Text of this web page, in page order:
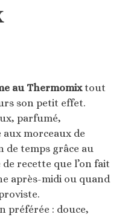
au Thermomixtout
son petit effet.
parfumé,
morceaux de
de temps grâce au
recette que l’on fait
après-midi ou quand
préférée : douce,